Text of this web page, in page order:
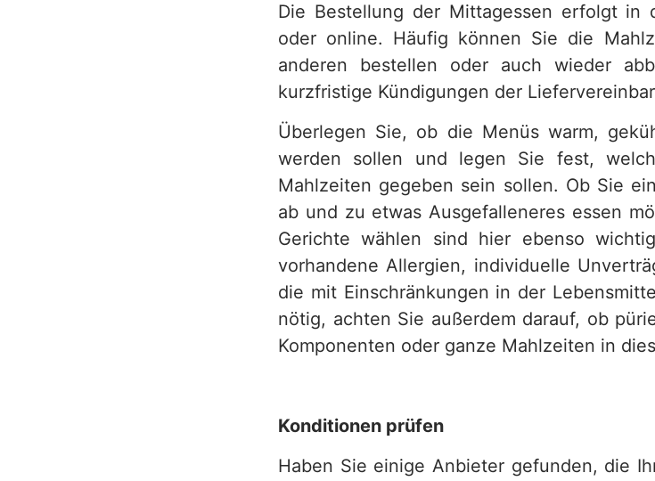
Die Bestellung der Mittagessen erfolgt in
oder online. Häufig können Sie die
anderen bestellen oder auch wieder
kurzfristige Kündigungen der
Überlegen Sie, ob die Menüs warm,
werden sollen und legen Sie fest,
Mahlzeiten gegeben sein sollen. Ob Sie
ab und zu etwas Ausgefalleneres essen
Gerichte wählen sind hier ebenso
vorhandene Allergien, individuelle
die mit Einschränkungen in der
nötig, achten Sie außerdem darauf, ob
Komponenten oder ganze Mahlzeiten in
Konditionen prüfen
Haben Sie einige Anbieter gefunden, die